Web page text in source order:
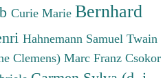
Curie Marie Bernhard
Hahnemann Samuel Twain
Clemens) Marc Franz Csokor